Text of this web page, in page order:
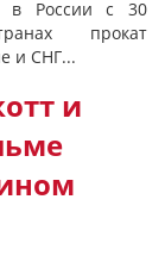
в России с 30
прокат
и СНГ...
и